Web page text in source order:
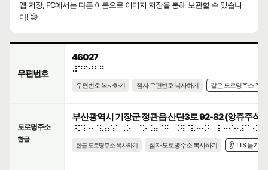
앱 저장, PC에서는 다른 이름으로 이미지 저장을 통해 보관할 수 있습니
다! 😄
우편번호
46027
⠼⠙⠋⠚⠃⠛
우편번호 복사하기 점자 우편번호 복사하기 같은 도로명주소 주
도로명주소
한글
부산광역시 기장군 정관읍 산단3로 92-82 (앙쥬주식)
한글 도로명주소 복사하기 점자 도로명주소 복사하기 👂 TTS 듣기